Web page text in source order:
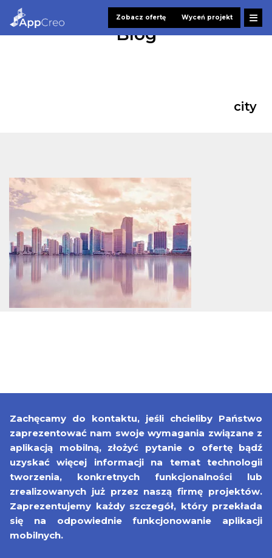
Zobacz ofertę Wyceń projekt
Blog
city
Zachęcamy do kontaktu, jeśli chcieliby Państwo
zaprezentować nam swoje wymagania związane z
aplikacją mobilną, złożyć pytanie o ofertę bądź
uzyskać więcej informacji na temat technologii
tworzenia, konkretnych funkcjonalności lub
zrealizowanych już przez naszą firmę projektów.
Zaprezentujemy każdy szczegół, który przekłada
się na odpowiednie funkcjonowanie aplikacji
mobilnych.